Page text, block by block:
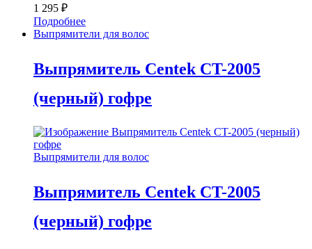
1 295 ₽
Подробнее
Выпрямители для волос
Выпрямитель Centek CT-2005
(черный) гофре
Выпрямители для волос
Выпрямитель Centek CT-2005
(черный) гофре